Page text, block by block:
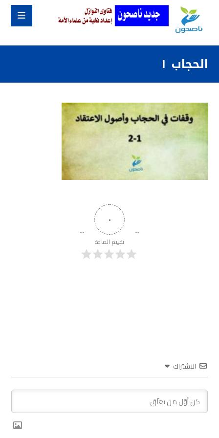
الحجاب ١
٠
تقييم المادة
الاشتراك